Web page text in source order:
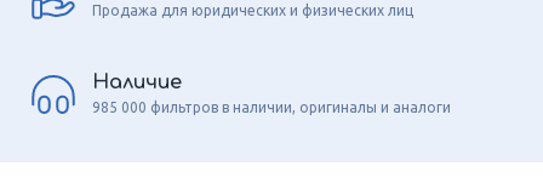
Продажа для юридических и физических лиц
Наличие
985 000 фильтров в наличии, оригиналы и аналоги